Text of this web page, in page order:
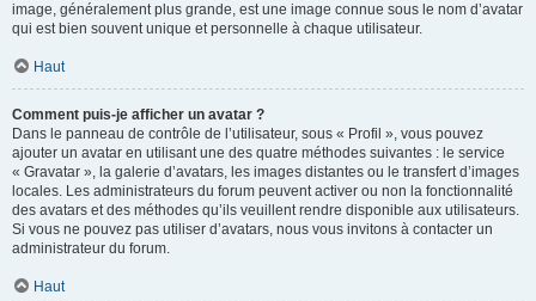
image, généralement plus grande, est une image connue sous le nom d’avatar
qui est bien souvent unique et personnelle à chaque utilisateur.
Haut
Comment puis-je afficher un avatar ?
Dans le panneau de contrôle de l’utilisateur, sous « Profil », vous pouvez
ajouter un avatar en utilisant une des quatre méthodes suivantes : le service
« Gravatar », la galerie d’avatars, les images distantes ou le transfert d’images
locales. Les administrateurs du forum peuvent activer ou non la fonctionnalité
des avatars et des méthodes qu’ils veuillent rendre disponible aux utilisateurs.
Si vous ne pouvez pas utiliser d’avatars, nous vous invitons à contacter un
administrateur du forum.
Haut